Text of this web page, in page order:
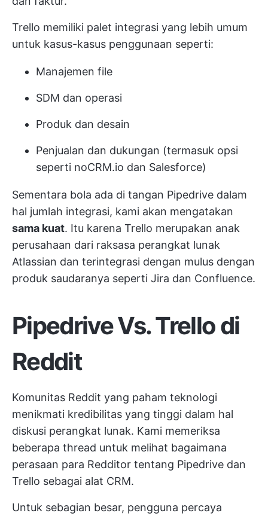
Trello memiliki palet integrasi yang lebih umum
untuk kasus-kasus penggunaan seperti:
Manajemen file
SDM dan operasi
Produk dan desain
Penjualan dan dukungan (termasuk opsi
seperti noCRM.io dan Salesforce)
Sementara bola ada di tangan Pipedrive dalam
hal jumlah integrasi, kami akan mengatakan
sama kuat. Itu karena Trello merupakan anak
perusahaan dari raksasa perangkat lunak
Atlassian dan terintegrasi dengan mulus dengan
produk saudaranya seperti Jira dan Confluence.
Pipedrive Vs. Trello di
Reddit
Komunitas Reddit yang paham teknologi
menikmati kredibilitas yang tinggi dalam hal
diskusi perangkat lunak. Kami memeriksa
beberapa thread untuk melihat bagaimana
perasaan para Redditor tentang Pipedrive dan
Trello sebagai alat CRM.
Untuk sebagian besar, pengguna percaya